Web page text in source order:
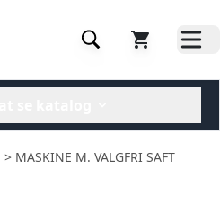
> MASKINE M. VALGFRI SAFT